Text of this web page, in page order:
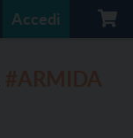
Accedi